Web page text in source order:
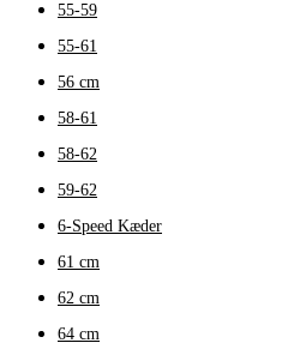
55-59
55-61
56 cm
58-61
58-62
59-62
6-Speed Kæder
61 cm
62 cm
64 cm